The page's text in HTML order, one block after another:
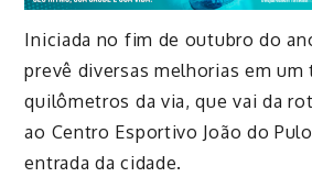
Iniciada no fim de outubro do
prevê diversas melhorias em um
quilômetros da via, que vai da
ao Centro Esportivo João do
entrada da cidade.